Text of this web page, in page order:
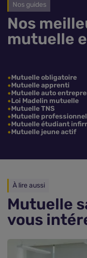
Nos guides
Nos
mutuelle
Mutuelle obligatoire
Mutuelle apprenti
Mutuelle auto
Loi Madelin mutuelle
Mutuelle TNS
Mutuelle
Mutuelle étudiant
Mutuelle jeune actif
À lire aussi
Mutuelle
vous